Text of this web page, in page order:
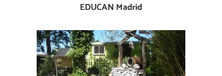
EDUCAN Madrid